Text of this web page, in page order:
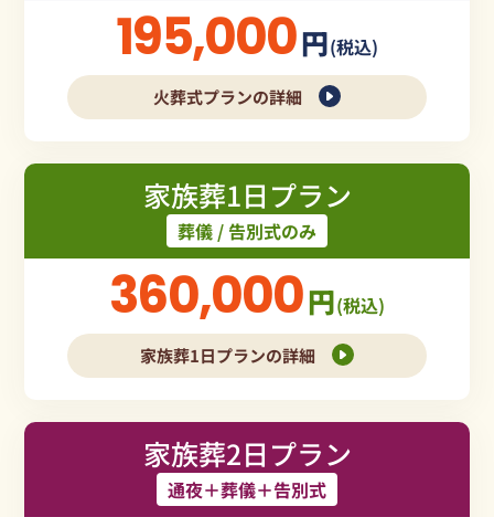
195,000円(税込)
火葬式プランの詳細
家族葬1日プラン
葬儀 / 告別式のみ
360,000円(税込)
家族葬1日プランの詳細
家族葬2日プラン
通夜＋葬儀＋告別式